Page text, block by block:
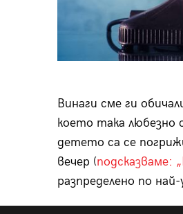
Винаги сме ги
което така любезно
детето са се
вечер (подсказваме:
разпределено по